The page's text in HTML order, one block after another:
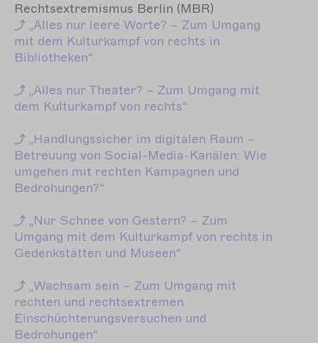
Rechtsextremismus Berlin (MBR)
„Alles nur leere Worte? – Zum Umgang
mit dem Kulturkampf von rechts in
Bibliotheken“
„Alles nur Theater? – Zum Umgang mit
dem Kulturkampf von rechts“
„Handlungssicher im digitalen Raum –
Betreuung von Social-Media-Kanälen: Wie
umgehen mit rechten Kampagnen und
Bedrohungen?“
„Nur Schnee von Gestern? – Zum
Umgang mit dem Kulturkampf von rechts in
Gedenkstätten und Museen“
„Wachsam sein – Zum Umgang mit
rechten und rechtsextremen
Einschüchterungsversuchen und
Bedrohungen“